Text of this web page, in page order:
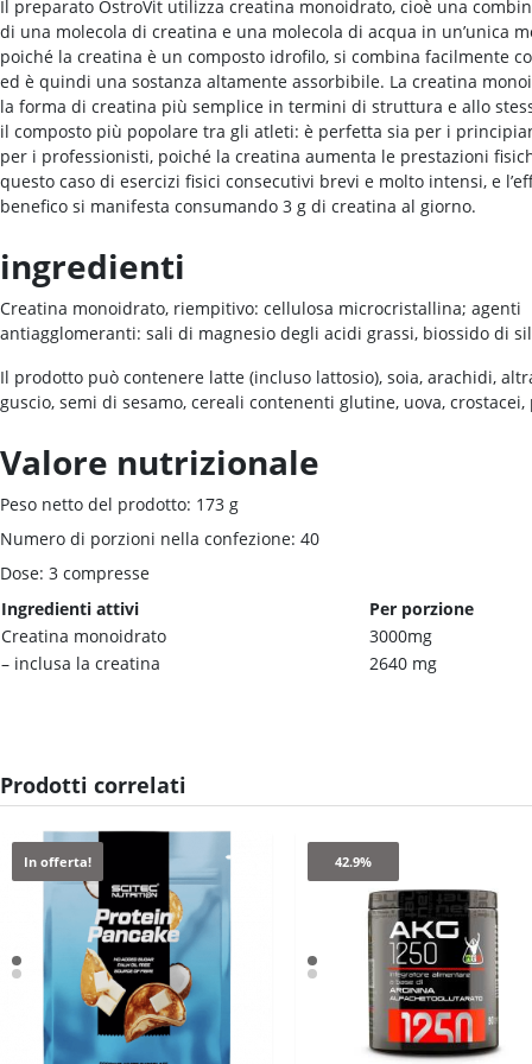
Il preparato OstroVit utilizza creatina monoidrato, cioè una
di una molecola di creatina e una molecola di acqua in un’unica
poiché la creatina è un composto idrofilo, si combina facilmente
ed è quindi una sostanza altamente assorbibile. La creatina
la forma di creatina più semplice in termini di struttura e allo
il composto più popolare tra gli atleti: è perfetta sia per i
per i professionisti, poiché la creatina aumenta le prestazioni
questo caso di esercizi fisici consecutivi brevi e molto intensi, e
benefico si manifesta consumando 3 g di creatina al giorno.
ingredienti
Creatina monoidrato, riempitivo: cellulosa microcristallina; agenti
antiagglomeranti: sali di magnesio degli acidi grassi, biossido di
Il prodotto può contenere latte (incluso lattosio), soia, arachidi,
guscio, semi di sesamo, cereali contenenti glutine, uova, crostacei,
Valore nutrizionale
Peso netto del prodotto: 173 g
Numero di porzioni nella confezione: 40
Dose: 3 compresse
Ingredienti attivi
Per porzione
Creatina monoidrato
3000mg
– inclusa la creatina
2640 mg
Prodotti correlati
In offerta! 42.9%